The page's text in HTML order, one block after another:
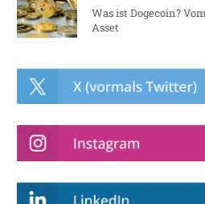
Was ist Dogecoin?
Asset